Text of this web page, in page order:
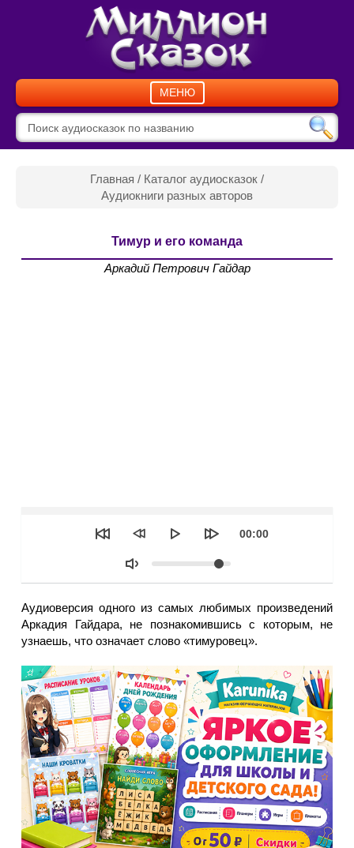
МЕНЮ
Главная / Каталог аудиосказок /
Аудиокниги разных авторов
Тимур и его команда
Аркадий Петрович Гайдар
Текущее
00:00
Объем
Аудиоверсия одного из самых любимых произведений
Аркадия Гайдара, не познакомившись с которым, не
узнаешь, что означает слово «тимуровец».